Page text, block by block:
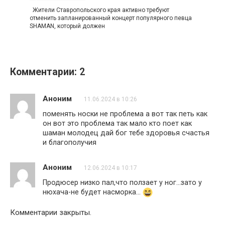
Жители Ставропольского края активно требуют
отменить запланированный концерт популярного певца
SHAMAN, который должен
Комментарии: 2
Аноним 11.06.2024 в 10:26
поменять носки не проблема а вот так петь как
он вот это проблема так мало кто поет как
шаман молодец дай бог тебе здоровья счастья
и благополучия
Аноним 12.06.2024 в 10:17
Продюсер низко пал,что ползает у ног…зато у
нюхача-не будет насморка…
Комментарии закрыты.